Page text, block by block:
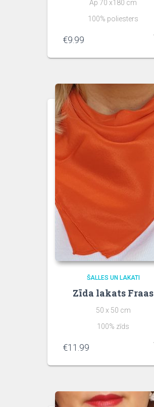
Ap 70 x180 cm
100% poliesters
€9.99
ŠALLES UN LAKATI
Zīda lakats Fraas
50 x 50 cm
100% zīds
€11.99